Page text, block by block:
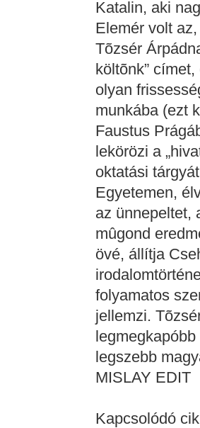
Katalin, aki
Elemér volt
Tõzsér
költõnk”
olyan
munkába (ezt
Faustus
lekörözi a
oktatási
Egyetemen,
az ünnepeltet,
mûgond
övé, állítja
folyamatos
jellemzi.
legszebb
MISLAY EDIT
Kapcsolódó